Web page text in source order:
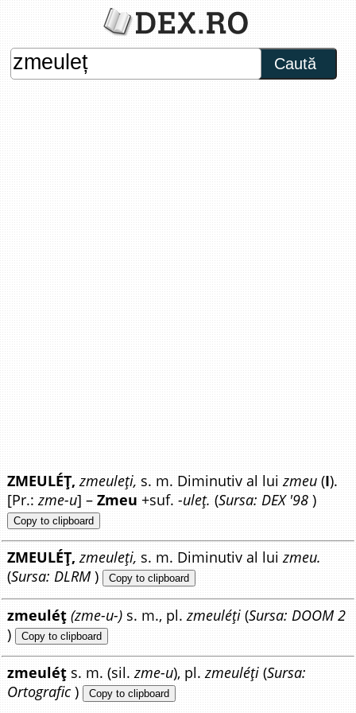
Caută
ZMEULÉȚ, zmeuleți, s. m. Diminutiv al luizmeu (I).
[Pr.:zme-u] –Zmeu +suf.-uleț. (Sursa: DEX '98 )
Copy to clipboard
ZMEULÉȚ, zmeuleți, s. m. Diminutiv al luizmeu.
(Sursa: DLRM ) Copy to clipboard
zmeuléț (zme-u-) s. m., pl.zmeuléți (Sursa: DOOM 2
) Copy to clipboard
zmeuléț s. m. (sil.zme-u), pl.zmeuléți (Sursa:
Ortografic ) Copy to clipboard